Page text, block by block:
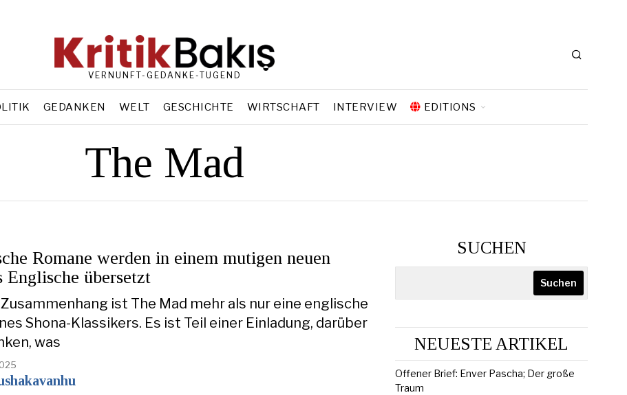
VERNUNFT-GEDANKE-TUGEND
GEDANKEN WELT GESCHICHTE WIRTSCHAFT INTERVIEW EDITIONS
The Mad
Romane werden in einem mutigen neuen
Englische übersetzt
Zusammenhang ist The Mad mehr als nur eine englische
Shona-Klassikers. Es ist Teil einer Einladung, darüber
was
SUCHEN
Suchen
NEUESTE ARTIKEL
Offener Brief: Enver Pascha; Der große
Traum